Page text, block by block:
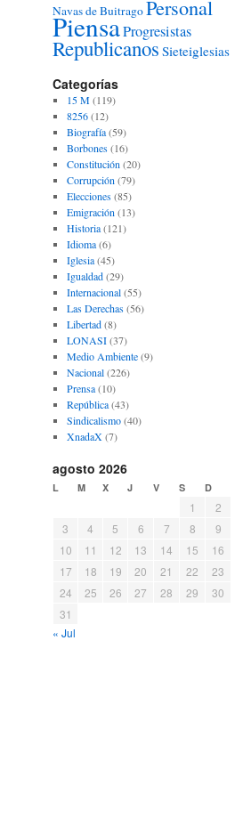
Navas de BuitragoPersonal
PiensaProgresistas
Republicanos Sieteiglesias
Categorías
15 M(119)
8256(12)
Biografía(59)
Borbones(16)
Constitución (20)
Corrupción (79)
Elecciones(85)
Emigración (13)
Historia(121)
Idioma(6)
Iglesia(45)
Igualdad(29)
Internacional(55)
Las Derechas(56)
Libertad(8)
LONASI(37)
Medio Ambiente(9)
Nacional(226)
Prensa(10)
República(43)
Sindicalismo(40)
XnadaX(7)
agosto 2026
L M X J V S D
1
2
3
4 5 6 7 8
9
10
11 12 13 14 15
16
17
18 19 20 21 22
23
24
25 26 27 28 29
30
31
« Jul